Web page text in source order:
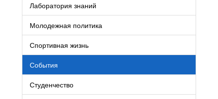
Лаборатория знаний
Молодежная политика
Спортивная жизнь
События
Студенчество